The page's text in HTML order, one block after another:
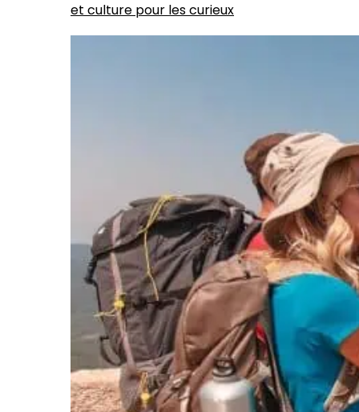
et culture pour les curieux